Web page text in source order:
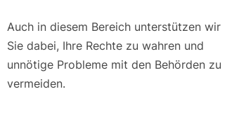
Auch in diesem Bereich unterstützen wir
Sie dabei, Ihre Rechte zu wahren und
unnötige Probleme mit den Behörden zu
vermeiden.